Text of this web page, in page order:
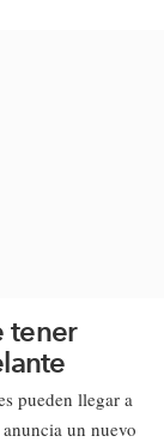
tener
pueden llegar a
un nuevo